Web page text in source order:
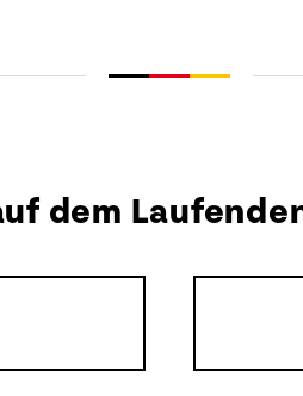
dem